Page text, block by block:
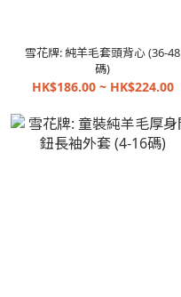
雪花牌: 純羊毛套頭背心 (36-48
碼)
HK$186.00 ~ HK$224.00